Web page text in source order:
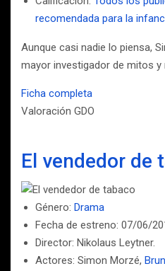
recomendada para la
Aunque casi nadie lo piensa,
mayor investigador de mitos
Ficha completa
Valoración GDO
El vendedor de
Género: Drama
Fecha de estreno: 07/06/
Director: Nikolaus Leytner.
Actores: Simon Morzé,